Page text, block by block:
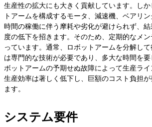
生産性の拡大にも大きく貢献しています。し
トアームを構成するモータ、減速機、ベアリ
時間の稼働に伴う摩耗や劣化が避けられず、
度の低下を招きます。そのため、定期的なメ
っています。通常、ロボットアームを分解し
は専門的な技術が必要であり、多大な時間を
ボットアームの予期せぬ故障によって生産ライ
生産効率は著しく低下し、巨額のコスト負担
ます。
システム要件